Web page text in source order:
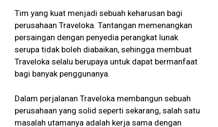
Tim yang kuat menjadi sebuah keharusan bagi
perusahaan Traveloka. Tantangan memenangkan
persaingan dengan penyedia perangkat lunak
serupa tidak boleh diabaikan, sehingga membuat
Traveloka selalu berupaya untuk dapat bermanfaat
bagi banyak penggunanya.
Dalam perjalanan Traveloka membangun sebuah
perusahaan yang solid seperti sekarang, salah satu
masalah utamanya adalah kerja sama dengan